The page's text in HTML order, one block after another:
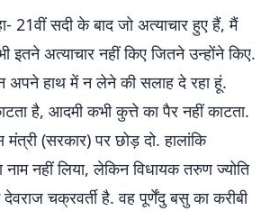
21वीं सदी के बाद जो अत्याचार हुए हैं, मैं
इतने अत्याचार नहीं किए जितने उन्होंने किए.
अपने हाथ में न लेने की सलाह दे रहा हूं.
है, आदमी कभी कुत्ते का पैर नहीं काटता.
(सरकार) पर छोड़ दो. हालांकि
नहीं लिया, लेकिन विधायक तरुण ज्योति
चक्रवर्ती है. वह पूर्णेंदु बसु का करीबी